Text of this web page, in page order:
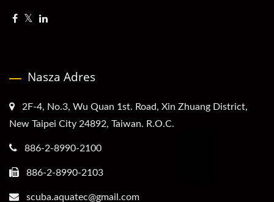
Nasza Adres
2F-4, No.3, Wu Quan 1st. Road, Xin Zhuang District,
New Taipei City 24892, Taiwan. R.O.C.
886-2-8990-2100
886-2-8990-2103
scuba.aquatec@gmail.com